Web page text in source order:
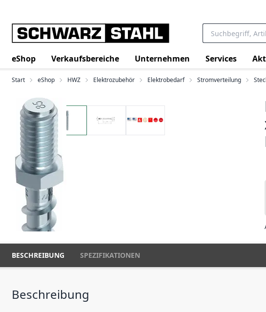
eShop Verkaufsbereiche Unternehmen Services
Start eShop HWZ Elektrozubehör Elektrobedarf Stromverteilung
BESCHREIBUNG SPEZIFIKATIONEN
Beschreibung